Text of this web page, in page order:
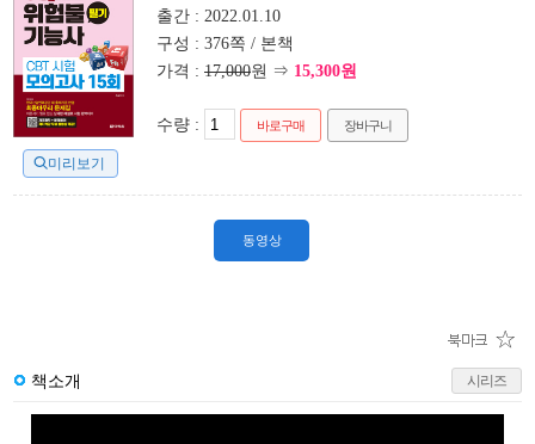
미리보기
출간 : 2022.01.10
구성 : 376쪽 / 본책
가격 : 17,000원 ⇒ 15,300원
수량 : 바로구매 장바구니
동영상
책소개 시리즈